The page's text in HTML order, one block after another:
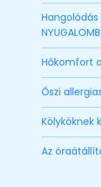
Hőkomfort
Őszi
Kölyköknek
Az